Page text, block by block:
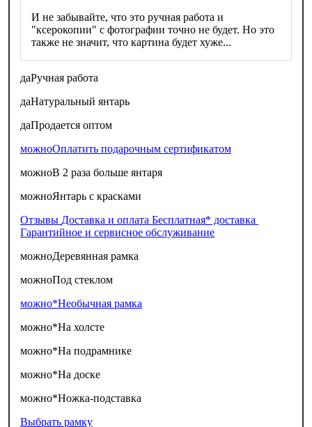
И не забывайте, что это ручная работа и
"ксерокопии" с фотографии точно не будет. Но это
также не значит, что картина будет хуже...
даРучная работа
даНатуральный янтарь
даПродается оптом
можноОплатить подарочным сертификатом
можноВ 2 раза больше янтаря
можноЯнтарь с красками
Отзывы Доставка и оплата Бесплатная* доставка
Гарантийное и сервисное обслуживание
можноДеревянная рамка
можноПод стеклом
можно*Необычная рамка
можно*На холсте
можно*На подрамнике
можно*На доске
можно*Ножка-подставка
Выбрать рамку